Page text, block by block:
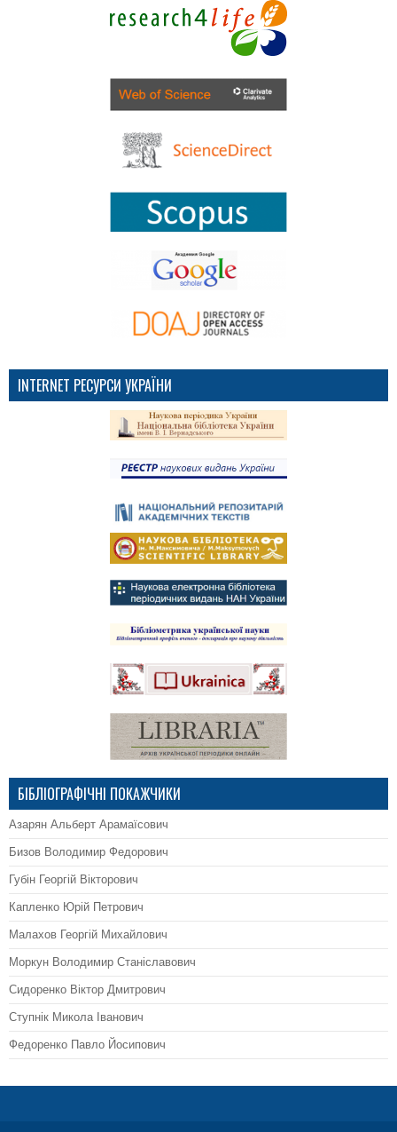
INTERNET РЕСУРСИ УКРАЇНИ
БІБЛІОГРАФІЧНІ ПОКАЖЧИКИ
Азарян Альберт Арамаїсович
Бизов Володимир Федорович
Губін Георгій Вікторович
Капленко Юрій Петрович
Малахов Георгій Михайлович
Моркун Володимир Станіславович
Сидоренко Віктор Дмитрович
Ступнік Микола Іванович
Федоренко Павло Йосипович